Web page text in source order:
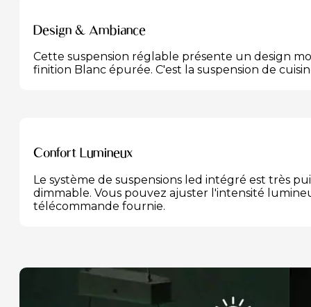
Design & Ambiance
Cette suspension réglable présente un design
finition Blanc épurée. C'est la suspension de
Confort Lumineux
Le système de suspensions led intégré est très
dimmable. Vous pouvez ajuster l'intensité
télécommande fournie.